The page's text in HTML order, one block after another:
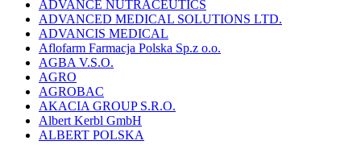
ADVANCE NUTRACEUTICS
ADVANCED MEDICAL SOLUTIONS LTD.
ADVANCIS MEDICAL
Aflofarm Farmacja Polska Sp.z o.o.
AGBA V.S.O.
AGRO
AGROBAC
AKACIA GROUP S.R.O.
Albert Kerbl GmbH
ALBERT POLSKA